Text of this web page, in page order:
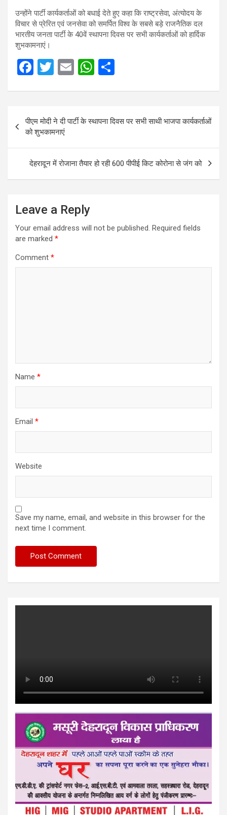
उन्होंने पार्टी कार्यकर्ताओं को बधाई देते हुए कहा कि राष्ट्रसेवा, अंत्योदय के
विचार से प्रेरित एवं जनसेवा को समर्पित विश्व के सबसे बड़े राजनैतिक दल
भारतीय जनता पार्टी के 40वें स्थापना दिवस पर सभी कार्यकर्ताओं को हार्दिक
शुभकामनाएं।
F
b
o
o
k
T
er
E
W
s
p
p
e
navigation
पीएम मोदी ने दी पार्टी के स्थापना दिवस पर सभी साथी भाजपा कार्यकर्ताओं
को शुभकामनाएं
देहरादून में रोजाना तैयार हो रही 600 पीपीई किट कोरोना से जंग को
Leave a Reply
Your email address will not be published. Required fields
are marked *
Comment *
Name *
Email *
Website
Save my name, email, and website in this browser for the
next time I comment.